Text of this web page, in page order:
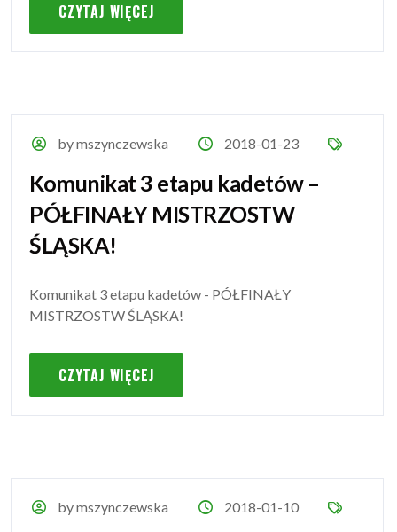
CZYTAJ WIĘCEJ
by mszynczewska 2018-01-23
Komunikat 3 etapu kadetów –
PÓŁFINAŁY MISTRZOSTW
ŚLĄSKA!
Komunikat 3 etapu kadetów - PÓŁFINAŁY
MISTRZOSTW ŚLĄSKA!
CZYTAJ WIĘCEJ
by mszynczewska 2018-01-10